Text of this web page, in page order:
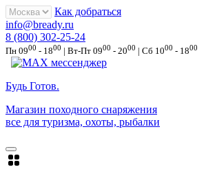
Как добраться
info@bready.ru
8 (800) 302-25-24
Пн 0900 - 1800 | Вт-Пт 0900 - 2000 | Сб 1000 - 1800
Будь Готов.
Магазин походного снаряжения
все для туризма, охоты, рыбалки